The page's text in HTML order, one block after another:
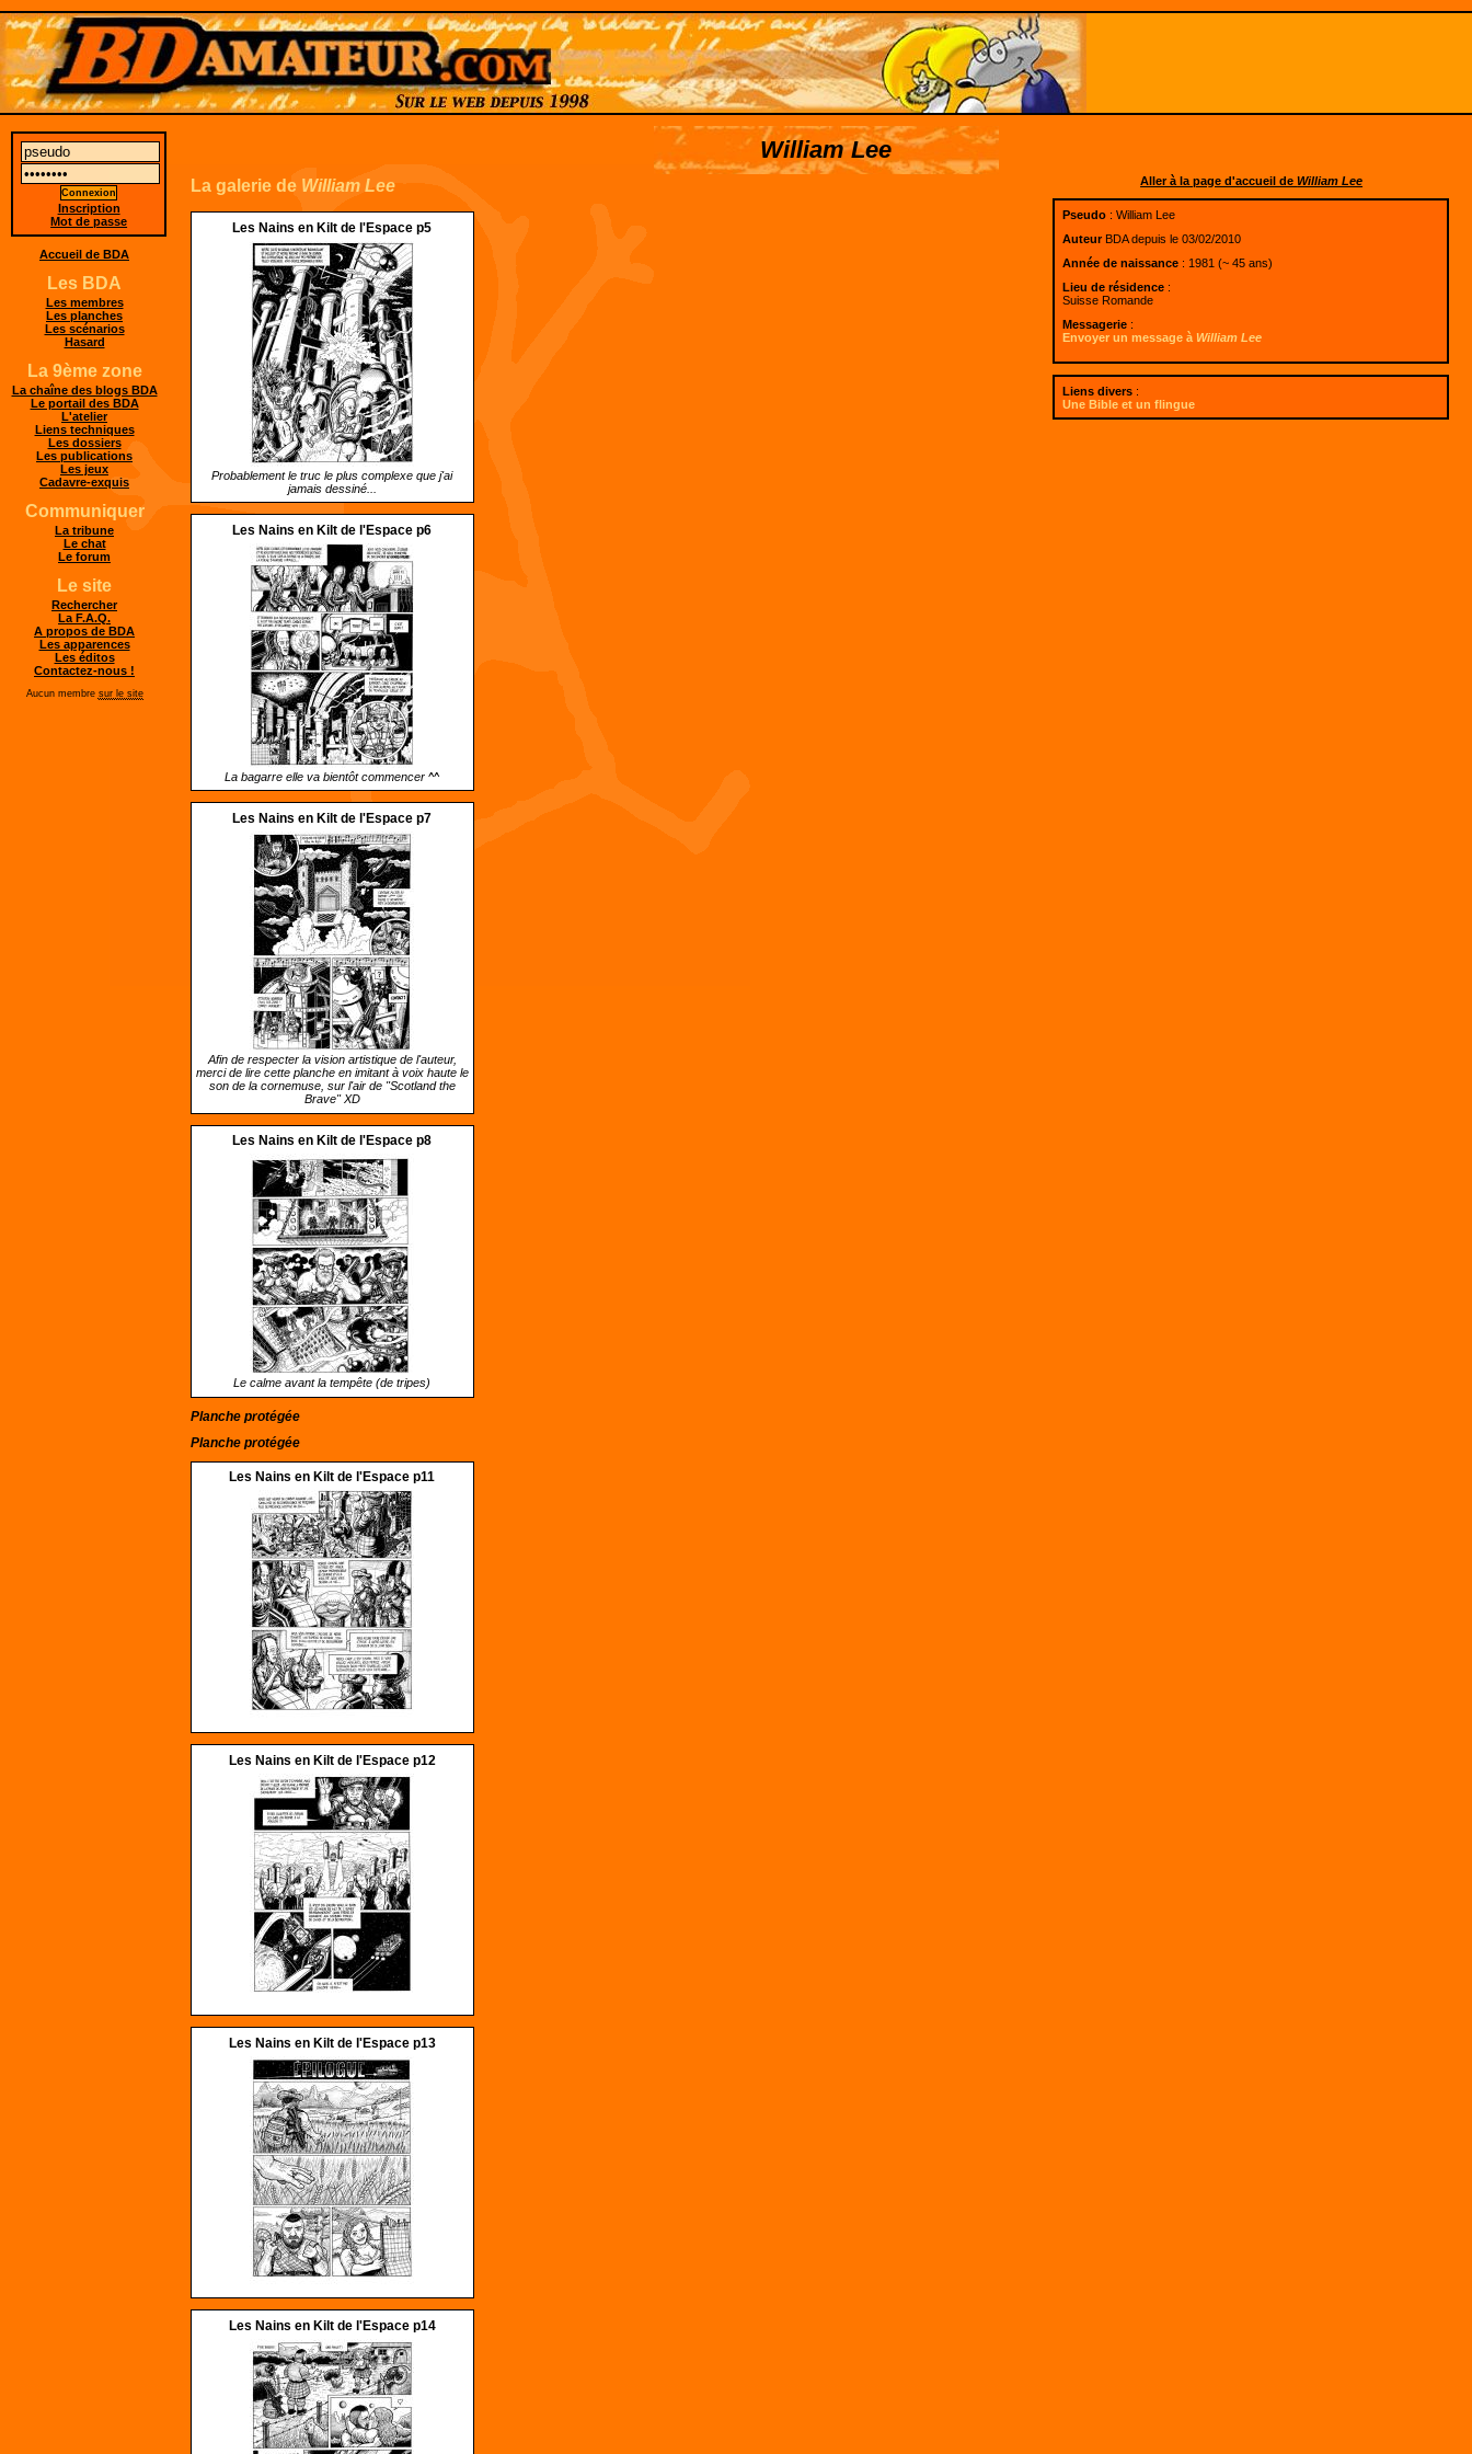
William Lee
Aller à la page d'accueil deWilliam Lee
Pseudo: William Lee
AuteurBDA depuis le 03/02/2010
Année de naissance: 1981 (~ 45 ans)
Lieu de résidence:
Suisse Romande
Messagerie:
Envoyer un message à William Lee
Liens divers:
Une Bible et un flingue
La galerie de William Lee
Les Nains en Kilt de l'Espace p5
Probablement le truc le plus complexe que j'ai
jamais dessiné...
Les Nains en Kilt de l'Espace p6
La bagarre elle va bientôt commencer ^^
Les Nains en Kilt de l'Espace p7
Afin de respecter la vision artistique de l'auteur,
merci de lire cette planche en imitant à voix haute le
son de la cornemuse, sur l'air de "Scotland the
Brave" XD
Les Nains en Kilt de l'Espace p8
Le calme avant la tempête (de tripes)
Planche protégée
Planche protégée
Les Nains en Kilt de l'Espace p11
Les Nains en Kilt de l'Espace p12
Les Nains en Kilt de l'Espace p13
Les Nains en Kilt de l'Espace p14
Inscription
Mot de passe
Accueil de BDA
Les BDA
Les membres
Les planches
Les scénarios
Hasard
La 9ème zone
La chaîne des blogs BDA
Le portail des BDA
L'atelier
Liens techniques
Les dossiers
Les publications
Les jeux
Cadavre-exquis
Communiquer
La tribune
Le chat
Le forum
Le site
Rechercher
La F.A.Q.
A propos de BDA
Les apparences
Les éditos
Contactez-nous !
Aucun membre sur le site